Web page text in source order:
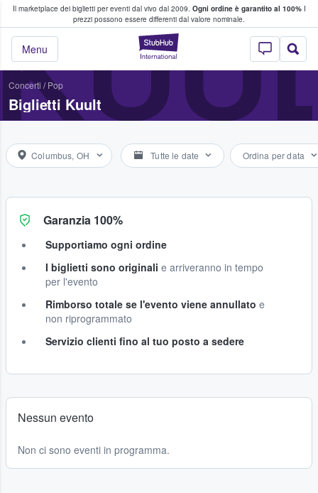
Il marketplace dei biglietti per eventi dal vivo dal 2009. Ogni ordine è garantito al 100%I
prezzi possono essere differenti dal valore nominale.
StubHub - Dove
Menu
fan comprano e vendono biglietti
Concerti / Pop
Biglietti Kuult
Columbus, OH Tutte le date Ordina per data
Garanzia 100%
Supportiamo ogni ordine
I biglietti sono originali e arriveranno in tempo
per l'evento
Rimborso totale se l'evento viene annullato e
non riprogrammato
Servizio clienti fino al tuo posto a sedere
Nessun evento
Non ci sono eventi in programma.